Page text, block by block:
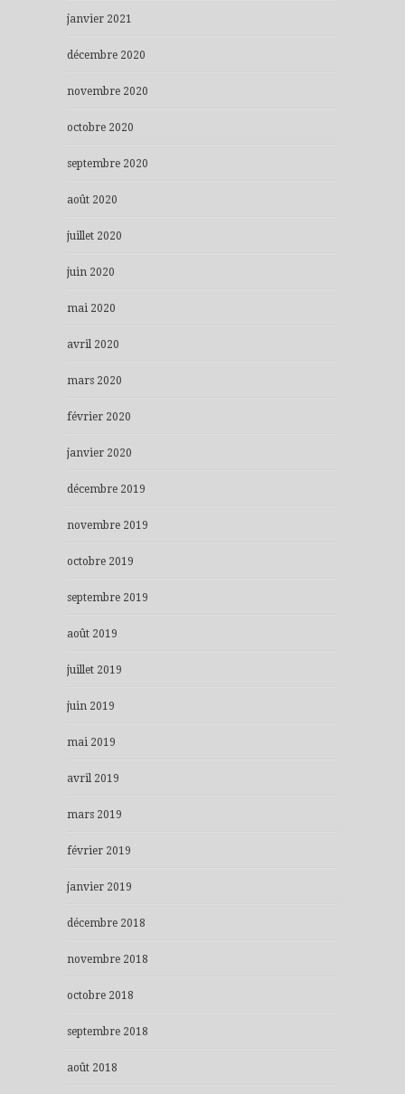
janvier 2021
décembre 2020
novembre 2020
octobre 2020
septembre 2020
août 2020
juillet 2020
juin 2020
mai 2020
avril 2020
mars 2020
février 2020
janvier 2020
décembre 2019
novembre 2019
octobre 2019
septembre 2019
août 2019
juillet 2019
juin 2019
mai 2019
avril 2019
mars 2019
février 2019
janvier 2019
décembre 2018
novembre 2018
octobre 2018
septembre 2018
août 2018